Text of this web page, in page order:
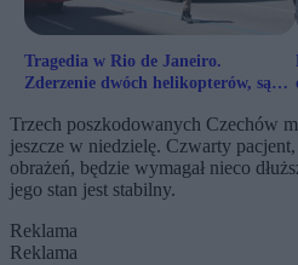
Tragedia w Rio de Janeiro.
Zderzenie dwóch helikopterów, są
Trzech poszkodowanych Czechów
jeszcze w niedzielę. Czwarty
obrażeń, będzie wymagał nieco
jego stan jest stabilny.
Reklama
Reklama